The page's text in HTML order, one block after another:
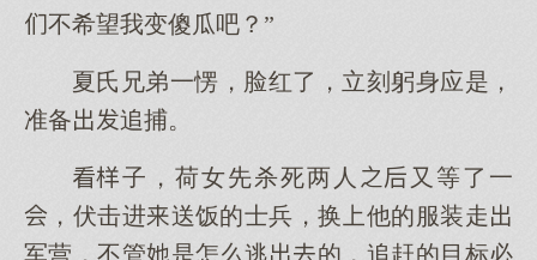
不希望我变傻瓜吧？”
夏氏兄弟一愣，脸红了，立刻躬身应是，
准备追捕。
子，荷女先杀死两人又等了一
，伏击进送饭的士兵，换他的服装走
军营，不管是怎逃的，追赶的目标必